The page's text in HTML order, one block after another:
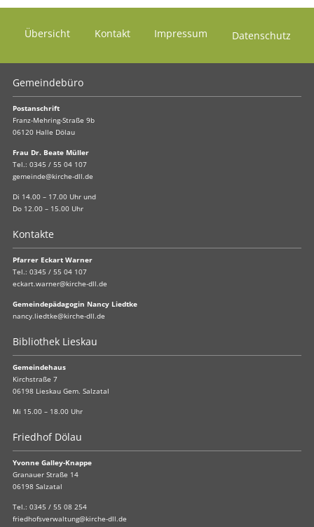
Übersicht Kontakt Impressum Datenschutz
Gemeindebüro
Postanschrift
Franz-Mehring-Straße 9b
06120 Halle Dölau
Frau Dr. Beate Müller
Tel.: 0345 / 55 04 107
gemeinde@kirche-dll.de
Di 14.00 – 17.00 Uhr und
Do 12.00 – 15.00 Uhr
Kontakte
Pfarrer Eckart Warner
Tel.: 0345 / 55 04 107
eckart.warner@kirche-dll.de
Gemeindepädagogin Nancy Liedtke
nancy.liedtke@kirche-dll.de
Bibliothek Lieskau
Gemeindehaus
Kirchstraße 7
06198 Lieskau Gem. Salzatal
Mi 15.00 – 18.00 Uhr
Friedhof Dölau
Yvonne Galley-Knappe
Granauer Straße 14
06198 Salzatal
Tel.: 0345 / 55 08 254
friedhofsverwaltung@kirche-dll.de